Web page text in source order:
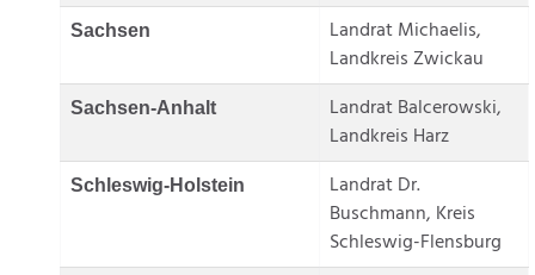
Sachsen
Landrat Michaelis,
Landkreis Zwickau
Sachsen-Anhalt
Landrat Balcerowski,
Landkreis Harz
Schleswig-Holstein
Landrat Dr.
Buschmann, Kreis
Schleswig-Flensburg